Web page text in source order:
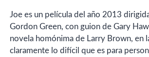
Joe es un película del año 2013
Gordon Green, con guion de Gary
novela homónima de Larry Brown, en
claramente lo difícil que es para